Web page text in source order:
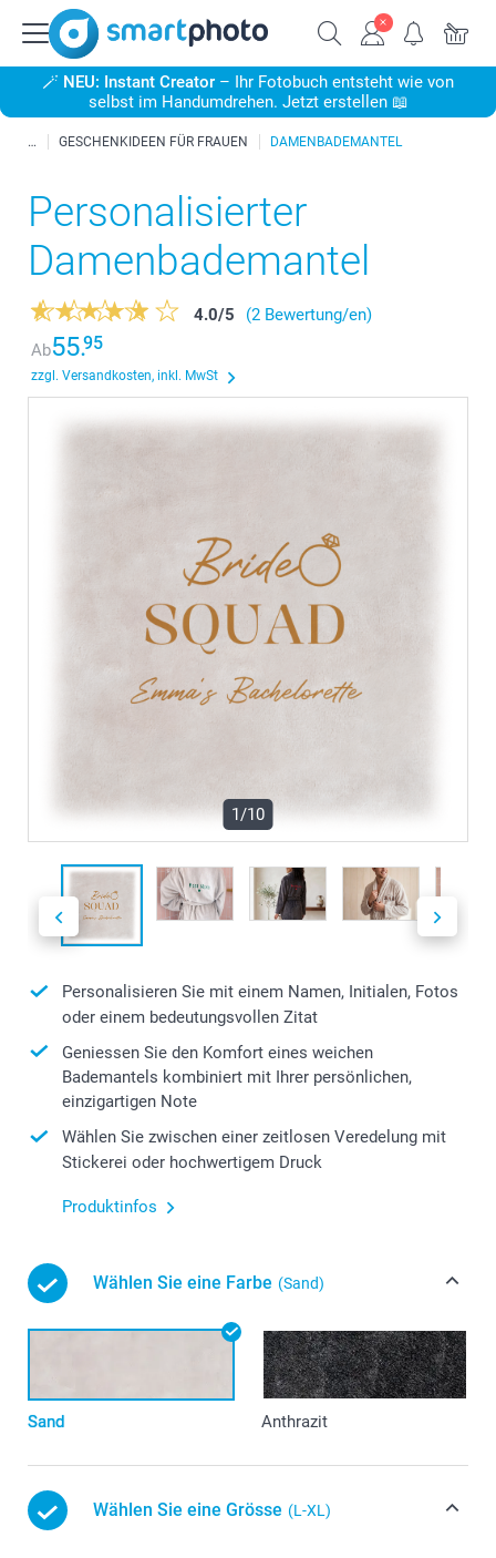
🪄 NEU: Instant Creator – Ihr Fotobuch entsteht wie von
selbst im Handumdrehen. Jetzt erstellen 📖
GESCHENKIDEEN FÜR FRAUEN DAMENBADEMANTEL
Personalisierter
Damenbademantel
4.0/5
(2 Bewertung/en)
Ab55.95
zzgl. Versandkosten, inkl. MwSt
1/10
Personalisieren Sie mit einem Namen, Initialen, Fotos
oder einem bedeutungsvollen Zitat
Geniessen Sie den Komfort eines weichen
Bademantels kombiniert mit Ihrer persönlichen,
einzigartigen Note
Wählen Sie zwischen einer zeitlosen Veredelung mit
Stickerei oder hochwertigem Druck
Produktinfos
Wählen Sie eine Farbe (Sand)
Sand Anthrazit
Wählen Sie eine Grösse (L-XL)